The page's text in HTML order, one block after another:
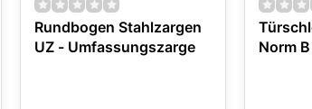
Rundbogen Stahlzargen
UZ - Umfassungszarge
Norm